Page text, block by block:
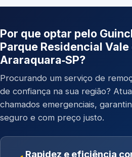
Por que optar pelo
Parque Residencial Vale
Araraquara‑SP?
Procurando um serviço de
de confiança na sua região?
chamados emergenciais,
seguro e com preço justo.
Rapidez e eficiência